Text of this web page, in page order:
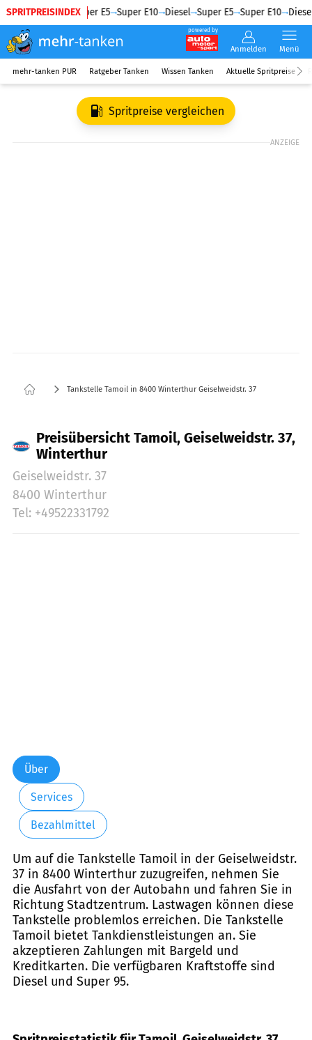
SPRITPREISINDEX
Diesel Super E5 Super E10 Diesel Super E5 Super E10 Diesel
powered by
Anmelden Menü
mehr-tanken PUR Ratgeber Tanken Wissen Tanken Aktuelle Spritpreise
Spritpreise vergleichen
ANZEIGE
Tankstelle Tamoil in 8400 Winterthur Geiselweidstr. 37
Preisübersicht Tamoil, Geiselweidstr. 37,
Winterthur
Geiselweidstr. 37
8400 Winterthur
Tel: +49522331792
Über
Services
Bezahlmittel
Um auf die Tankstelle Tamoil in der Geiselweidstr.
37 in 8400 Winterthur zuzugreifen, nehmen Sie
die Ausfahrt von der Autobahn und fahren Sie in
Richtung Stadtzentrum. Lastwagen können diese
Tankstelle problemlos erreichen. Die Tankstelle
Tamoil bietet Tankdienstleistungen an. Sie
akzeptieren Zahlungen mit Bargeld und
Kreditkarten. Die verfügbaren Kraftstoffe sind
Diesel und Super 95.